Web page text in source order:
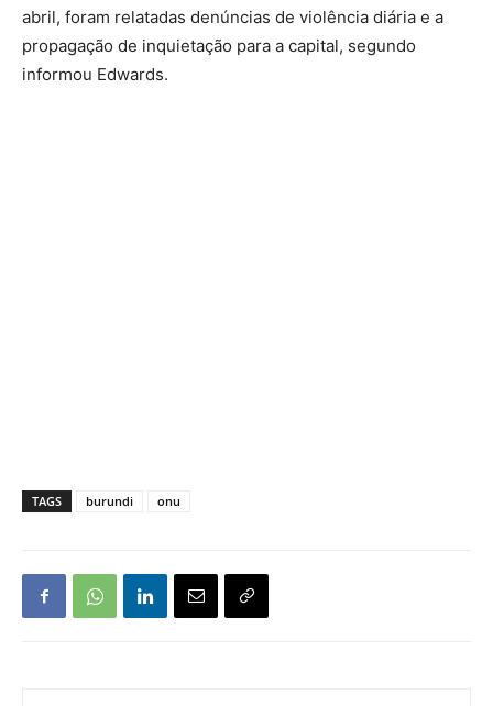
abril, foram relatadas denúncias de violência diária e a
propagação de inquietação para a capital, segundo
informou Edwards.
TAGS burundi onu